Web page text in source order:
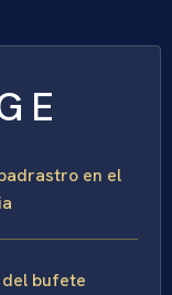
en el
del bufete